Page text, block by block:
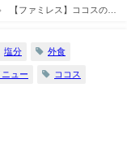
【ファミレス】ココスの塩
塩分 外食
ュー ココス